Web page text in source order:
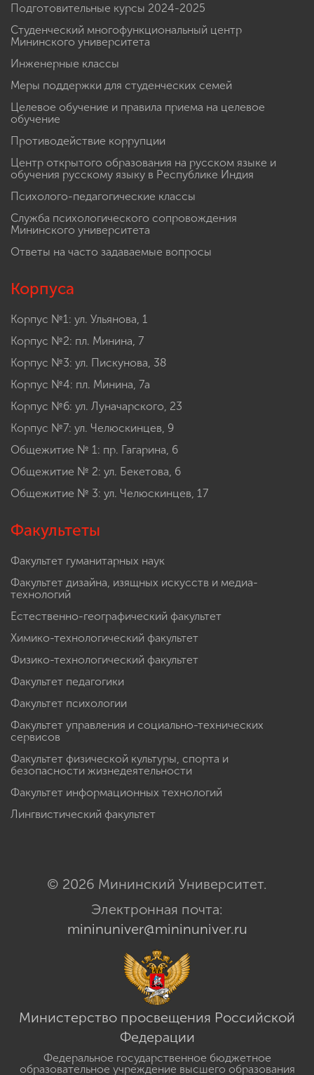
Подготовительные курсы 2024-2025
Студенческий многофункциональный центр
Мининского университета
Инженерные классы
Меры поддержки для студенческих семей
Целевое обучение и правила приема на целевое
обучение
Противодействие коррупции
Центр открытого образования на русском языке и
обучения русскому языку в Республике Индия
Психолого-педагогические классы
Служба психологического сопровождения
Мининского университета
Ответы на часто задаваемые вопросы
Корпуса
Корпус №1: ул. Ульянова, 1
Корпус №2: пл. Минина, 7
Корпус №3: ул. Пискунова, 38
Корпус №4: пл. Минина, 7а
Корпус №6: ул. Луначарского, 23
Корпус №7: ул. Челюскинцев, 9
Общежитие № 1: пр. Гагарина, 6
Общежитие № 2: ул. Бекетова, 6
Общежитие № 3: ул. Челюскинцев, 17
Факультеты
Факультет гуманитарных наук
Факультет дизайна, изящных искусств и медиа-
технологий
Естественно-географический факультет
Химико-технологический факультет
Физико-технологический факультет
Факультет педагогики
Факультет психологии
Факультет управления и социально-технических
сервисов
Факультет физической культуры, спорта и
безопасности жизнедеятельности
Факультет информационных технологий
Лингвистический факультет
© 2026 Мининский Университет.
Электронная почта:
mininuniver@mininuniver.ru
Министерство просвещения Российской
Федерации
Федеральное государственное бюджетное
образовательное учреждение высшего образования